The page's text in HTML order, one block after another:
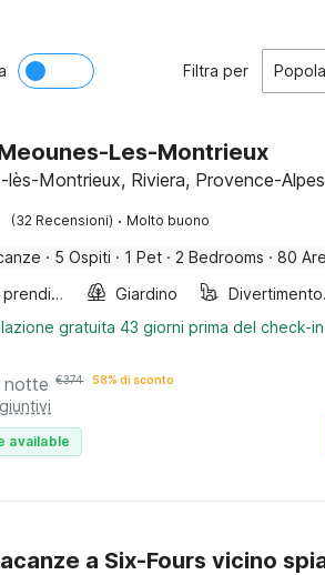
Filtra per
Les-Montrieux
lès-Montrieux, Riviera, Provence-
(32 Recensioni) · Molto buono
· 5 Ospiti · 1 Pet · 2 Bedrooms · 80
Lettini prendisole
Giardino
gratuita 43 giorni prima del check-in
notte €374 58% di sconto
available
a Six-Fours vicino